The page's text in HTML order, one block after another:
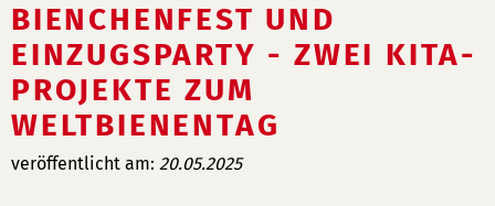
BIENCHENFEST UND
EINZUGSPARTY - ZWEI KITA-
PROJEKTE ZUM
WELTBIENENTAG
veröffentlicht am: 20.05.2025